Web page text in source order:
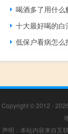
喝酒多了用什么
十大最好喝的白
低保户看病怎么
Copyright © 2012 -
声明：本站内容来自互